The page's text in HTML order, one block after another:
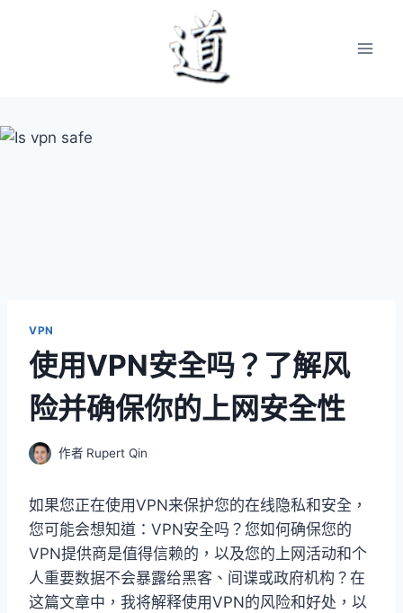
VPN
使用VPN安全吗？了解风
险并确保你的上网安全性
作者 Rupert Qin
如果您正在使用VPN来保护您的在线隐私和安全，
您可能会想知道：VPN安全吗？您如何确保您的
VPN提供商是值得信赖的，以及您的上网活动和个
人重要数据不会暴露给黑客、间谍或政府机构？在
这篇文章中，我将解释使用VPN的风险和好处，以